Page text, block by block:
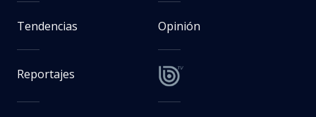
Tendencias Opinión
Reportajes